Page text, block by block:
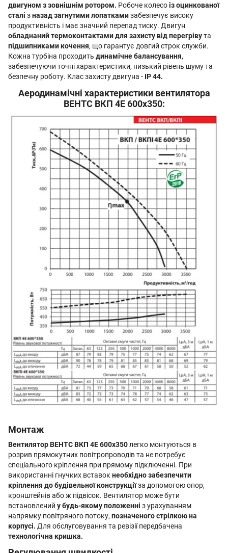
двигуном з зовнішнім ротором. Робоче колесоіз оцинкованої
сталі зназад загнутими лопаткамизабезпечує високу
продуктивність і має значний перепад тиску. Двигун
обладнаний термоконтактами для захисту від перегрівута
підшипниками кочення, що гарантує довгий строк служби.
Кожна турбіна проходить динамічне балансування,
забезпечуючи точні характеристики, низький рівень шуму та
безпечну роботу. Клас захисту двигуна - IP 44.
Аеродинамічні характеристики вентилятора
ВЕНТС ВКП 4Е 600x350:
Монтаж
Вентилятор ВЕНТС ВКП 4Е 600x350легко монтуються в
розрив прямокутних повітропроводів та не потребує
спеціального кріплення при прямому підключенні. При
використанні гнучких вставок необхідно забезпечити
кріплення до будівельної конструкціїза допомогою опор,
кронштейнів або ж підвісок. Вентилятор може бути
встановлений у будь-якому положенні з урахуванням
напрямку повітряного потоку, позначеного стрілкою на
корпусі. Для обслуговування та ревізії передбачена
технологічна кришка.